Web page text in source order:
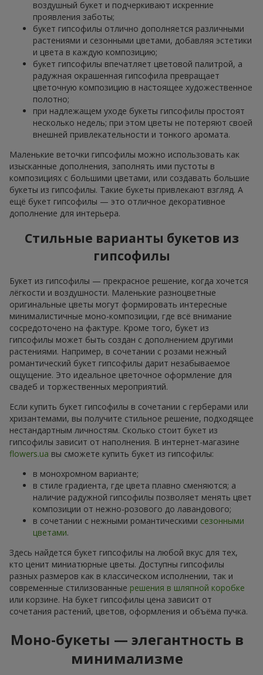
воздушный букет и подчеркивают искренние
проявления заботы;
букет гипсофилы отлично дополняется различными
растениями и сезонными цветами, добавляя эстетики
и цвета в каждую композицию;
букет гипсофилы впечатляет цветовой палитрой, а
радужная окрашенная гипсофила превращает
цветочную композицию в настоящее художественное
полотно;
при надлежащем уходе букеты гипсофилы простоят
несколько недель; при этом цветы не потеряют своей
внешней привлекательности и тонкого аромата.
Маленькие веточки гипсофилы можно использовать как
изысканные дополнения, заполнять ими пустоты в
композициях с большими цветами, или создавать большие
букеты из гипсофилы. Такие букеты привлекают взгляд. А
ещё букет гипсофилы — это отличное декоративное
дополнение для интерьера.
Стильные варианты букетов из
гипсофилы
Букет из гипсофилы — прекрасное решение, когда хочется
лёгкости и воздушности. Маленькие разноцветные
оригинальные цветы могут формировать интересные
минималистичные моно-композиции, где всё внимание
сосредоточено на фактуре. Кроме того, букет из
гипсофилы может быть создан с дополнением другими
растениями. Например, в сочетании с розами нежный
романтический букет гипсофилы дарит незабываемое
ощущение. Это идеальное цветочное оформление для
свадеб и торжественных мероприятий.
Если купить букет гипсофилы в сочетании с герберами или
хризантемами, вы получите стильное решение, подходящее
нестандартным личностям. Сколько стоит букет из
гипсофилы зависит от наполнения. В интернет-магазине
flowers.ua вы сможете купить букет из гипсофилы:
в монохромном варианте;
в стиле градиента, где цвета плавно сменяются; а
наличие радужной гипсофилы позволяет менять цвет
композиции от нежно-розового до лавандового;
в сочетании с нежными романтическими сезонными
цветами.
Здесь найдется букет гипсофилы на любой вкус для тех,
кто ценит миниатюрные цветы. Доступны гипсофилы
разных размеров как в классическом исполнении, так и
современные стилизованные решения в шляпной коробке
или корзине. На букет гипсофилы цена зависит от
сочетания растений, цветов, оформления и объёма пучка.
Моно-букеты — элегантность в
минимализме